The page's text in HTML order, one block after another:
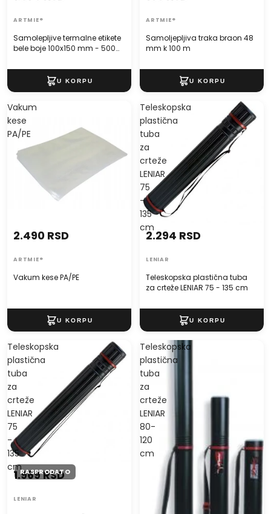
Samolepljive termalne etikete
bele boje 100x150 mm - 500
ARTMIE®
Samoljepljiva traka braon 48
mm k 100 m
ARTMIE®
Vakum
kese
PA/PE
Vakum kese PA/PE
2.490 RSD
ARTMIE®
Teleskopska
plastična
tuba
za
crteže
LENIAR
75
-
135
cm
Teleskopska plastična tuba
za crteže LENIAR 75 - 135 cm
2.294 RSD
LENIAR
Teleskopska
plastična
tuba
za
crteže
LENIAR
75
-
135
cmRASPRODATO
1.969 RSD
LENIAR
Teleskopska
plastična
tuba
za
crteže
LENIAR
80-
120
cm